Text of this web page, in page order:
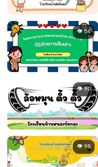
👁 86
👁 90
👁 98